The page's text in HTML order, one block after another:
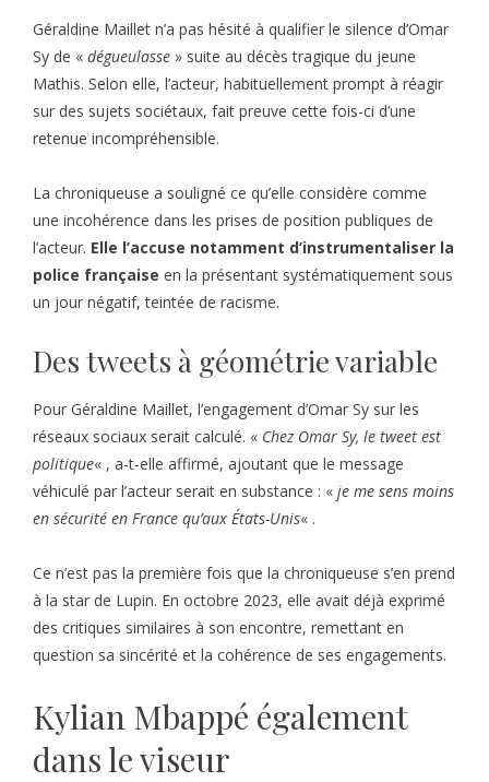
Géraldine Maillet n’a pas hésité à qualifier le silence d’Omar
Sy de « dégueulasse » suite au décès tragique du jeune
Mathis. Selon elle, l’acteur, habituellement prompt à réagir
sur des sujets sociétaux, fait preuve cette fois-ci d’une
retenue incompréhensible.
La chroniqueuse a souligné ce qu’elle considère comme
une incohérence dans les prises de position publiques de
l’acteur. Elle l’accuse notamment d’instrumentaliser la
police française en la présentant systématiquement sous
un jour négatif, teintée de racisme.
Des tweets à géométrie variable
Pour Géraldine Maillet, l’engagement d’Omar Sy sur les
réseaux sociaux serait calculé. « Chez Omar Sy, le tweet est
politique« , a-t-elle affirmé, ajoutant que le message
véhiculé par l’acteur serait en substance : « je me sens moins
en sécurité en France qu’aux États-Unis« .
Ce n’est pas la première fois que la chroniqueuse s’en prend
à la star de Lupin. En octobre 2023, elle avait déjà exprimé
des critiques similaires à son encontre, remettant en
question sa sincérité et la cohérence de ses engagements.
Kylian Mbappé également
dans le viseur